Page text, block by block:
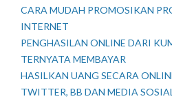
CARA MUDAH PROMOSIKAN
INTERNET
PENGHASILAN ONLINE DARI
TERNYATA MEMBAYAR
HASILKAN UANG SECARA
TWITTER, BB DAN MEDIA